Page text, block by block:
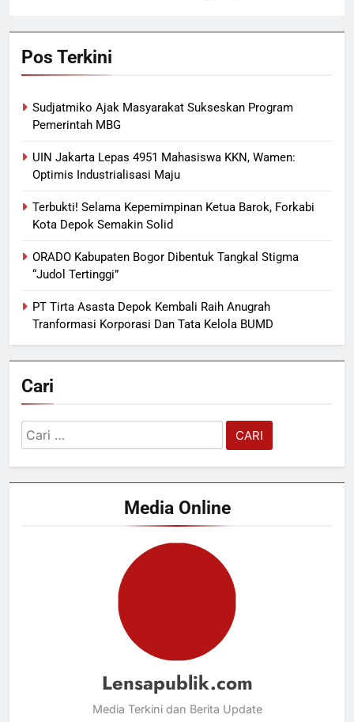
Pos Terkini
Sudjatmiko Ajak Masyarakat Sukseskan Program
Pemerintah MBG
UIN Jakarta Lepas 4951 Mahasiswa KKN, Wamen:
Optimis Industrialisasi Maju
Terbukti! Selama Kepemimpinan Ketua Barok, Forkabi
Kota Depok Semakin Solid
ORADO Kabupaten Bogor Dibentuk Tangkal Stigma
“Judol Tertinggi”
PT Tirta Asasta Depok Kembali Raih Anugrah
Tranformasi Korporasi Dan Tata Kelola BUMD
Cari
Cari
untuk:
Media Online
Lensapublik.com
Media Terkini dan Berita Update